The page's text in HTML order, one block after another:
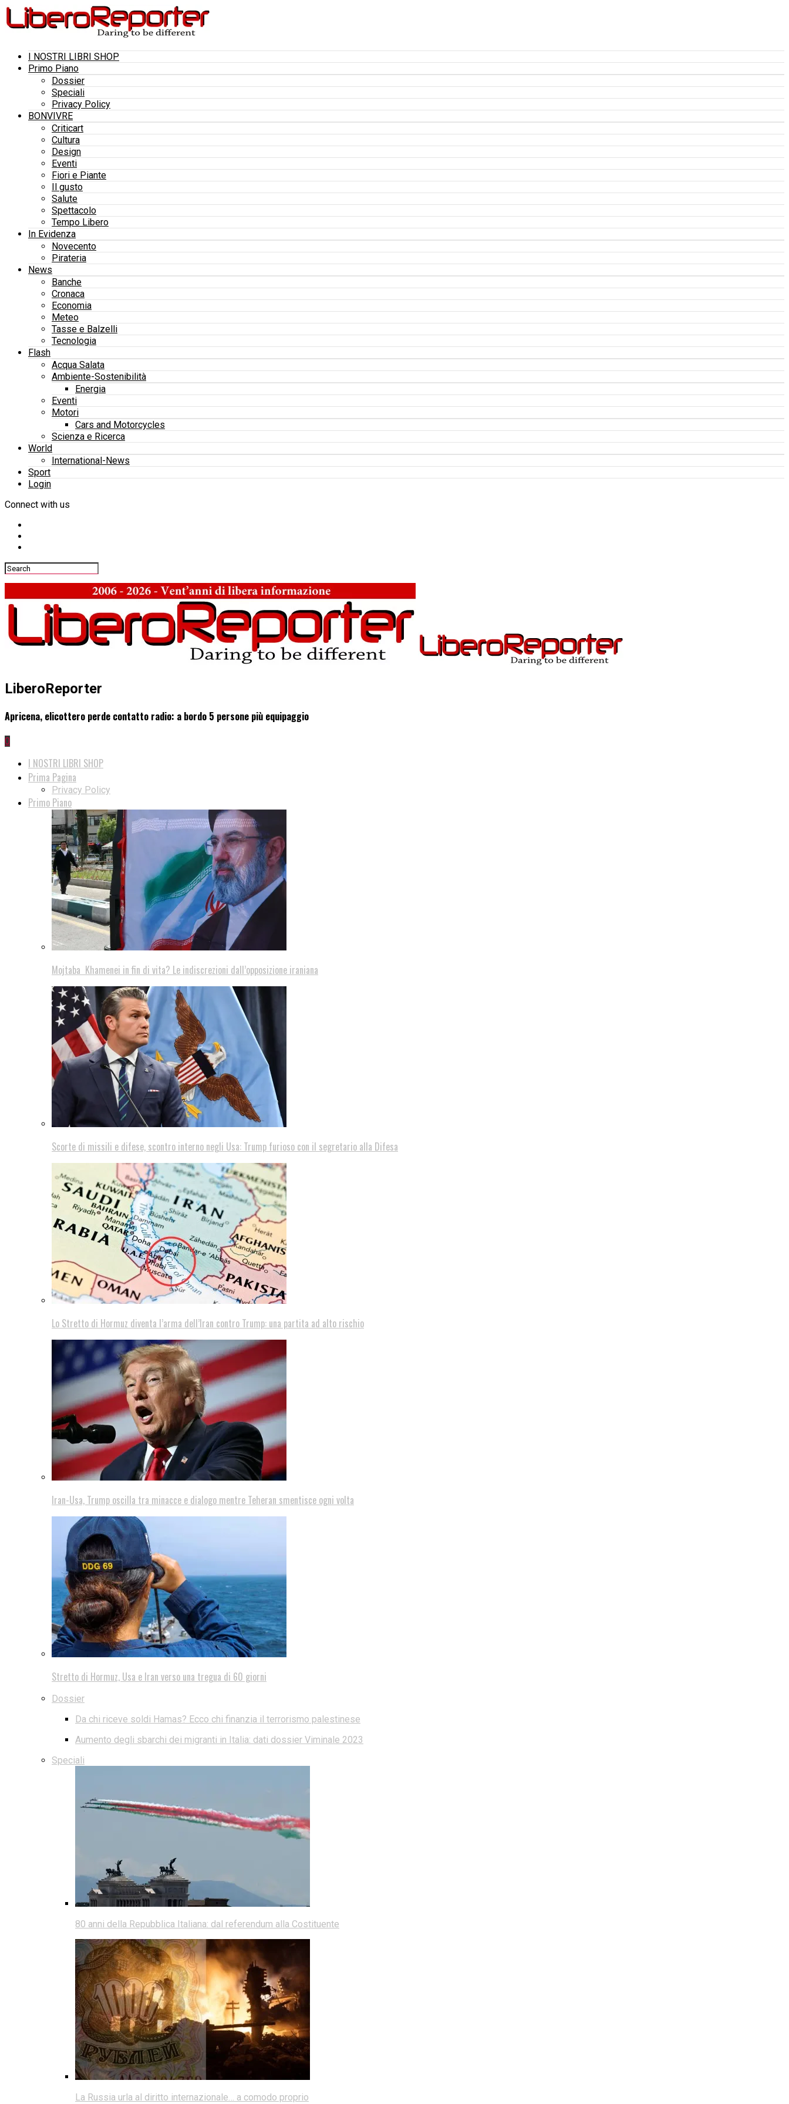
I NOSTRI LIBRI SHOP
Primo Piano
Dossier
Speciali
Privacy Policy
BONVIVRE
Criticart
Cultura
Design
Eventi
Fiori e Piante
Il gusto
Salute
Spettacolo
Tempo Libero
In Evidenza
Novecento
Pirateria
News
Banche
Cronaca
Economia
Meteo
Tasse e Balzelli
Tecnologia
Flash
Acqua Salata
Ambiente-Sostenibilità
Energia
Eventi
Motori
Cars and Motorcycles
Scienza e Ricerca
World
International-News
Sport
Login
Connect with us
LiberoReporter
Apricena, elicottero perde contatto radio: a bordo 5 persone più equipaggio
0
I NOSTRI LIBRI SHOP
Prima Pagina
Privacy Policy
Primo Piano
Mojtaba Khamenei in fin di vita? Le indiscrezioni dall’opposizione iraniana
Scorte di missili e difese, scontro interno negli Usa: Trump furioso con il segretario alla Difesa
Lo Stretto di Hormuz diventa l’arma dell’Iran contro Trump: una partita ad alto rischio
Iran-Usa, Trump oscilla tra minacce e dialogo mentre Teheran smentisce ogni volta
Stretto di Hormuz, Usa e Iran verso una tregua di 60 giorni
Dossier
Da chi riceve soldi Hamas? Ecco chi finanzia il terrorismo palestinese
Aumento degli sbarchi dei migranti in Italia: dati dossier Viminale 2023
Speciali
80 anni della Repubblica Italiana: dal referendum alla Costituente
La Russia urla al diritto internazionale… a comodo proprio